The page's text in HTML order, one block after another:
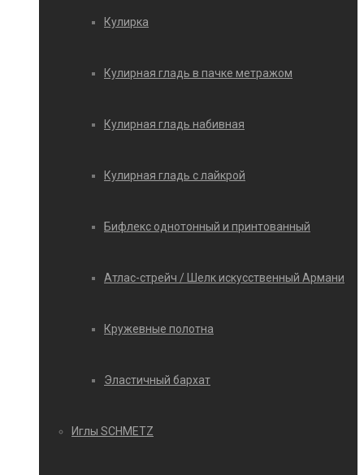
Кулирка
Кулирная гладь в пачке метражом
Кулирная гладь набивная
Кулирная гладь с лайкрой
Бифлекс однотонный и принтованный
Атлас-стрейч / Шелк искусственный Армани
Кружевные полотна
Эластичный бархат
Иглы SCHMETZ